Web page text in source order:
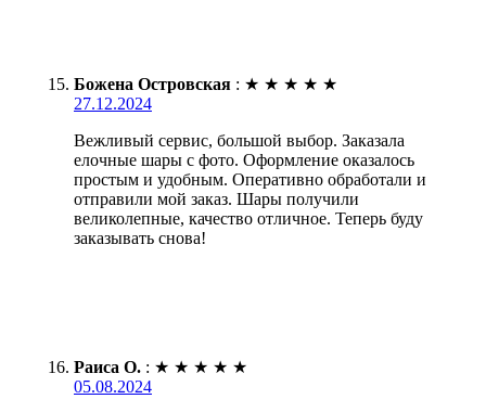
Божена Островская : ★ ★ ★ ★ ★
27.12.2024
Вежливый сервис, большой выбор. Заказала
елочные шары с фото. Оформление оказалось
простым и удобным. Оперативно обработали и
отправили мой заказ. Шары получили
великолепные, качество отличное. Теперь буду
заказывать снова!
Раиса О. : ★ ★ ★ ★ ★
05.08.2024